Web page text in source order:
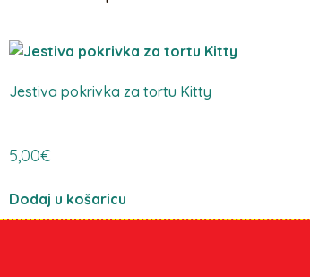
Jestiva pokrivka za tortu Kitty
5,00€
Dodaj u košaricu